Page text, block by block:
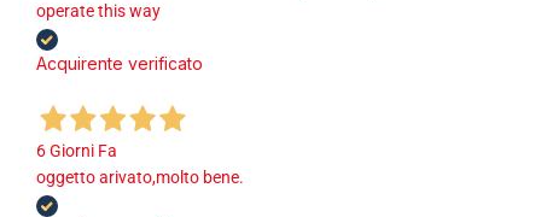
operate this way
Acquirente verificato
6 Giorni Fa
oggetto arivato,molto bene.